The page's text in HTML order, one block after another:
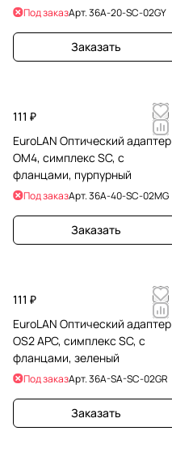
Под заказАрт.36A-20-SC-02GY
Заказать
111 ₽
EuroLAN Оптический адаптер
OM4, симплекс SC, с
фланцами, пурпурный
Под заказАрт.36A-40-SC-02MG
Заказать
111 ₽
EuroLAN Оптический адаптер
OS2 APC, симплекс SC, с
фланцами, зеленый
Под заказАрт.36A-SA-SC-02GR
Заказать